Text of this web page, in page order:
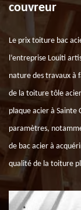
couvreur
Le prix toiture bac
l’entreprise Louiti
nature des travaux à
de la toiture tôle
plaque acier à Sainte
paramètres,
de bac acier à
qualité de la toiture